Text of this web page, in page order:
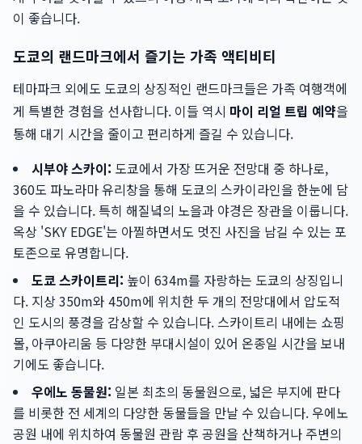
이 좋습니다.
도쿄의 랜드마크에서 즐기는 가족 액티비티
테마파크 외에도 도쿄의 상징적인 랜드마크들은 가족 여행객에
게 특별한 경험을 선사합니다. 이들 역시 마이 리얼 트립 예약을
통해 대기 시간을 줄이고 편리하게 즐길 수 있습니다.
시부야 스카이: 도쿄에서 가장 뜨거운 전망대 중 하나로,
360도 파노라마 유리창을 통해 도쿄의 스카이라인을 한눈에 담
을 수 있습니다. 특히 해질녘의 노을과 야경은 장관을 이룹니다.
옥상 'SKY EDGE'는 아찔하면서도 멋진 사진을 남길 수 있는 포
토존으로 유명합니다.
도쿄 스카이트리: 높이 634m를 자랑하는 도쿄의 상징입니
다. 지상 350m와 450m에 위치한 두 개의 전망대에서 압도적
인 도시의 풍경을 감상할 수 있습니다. 스카이트리 내에는 쇼핑
몰, 아쿠아리움 등 다양한 부대시설이 있어 온종일 시간을 보내
기에도 좋습니다.
우에노 동물원: 일본 최초의 동물원으로, 넓은 부지에 판다
를 비롯한 전 세계의 다양한 동물들을 만날 수 있습니다. 우에노
공원 내에 위치하여 동물원 관람 후 공원을 산책하거나 주변의